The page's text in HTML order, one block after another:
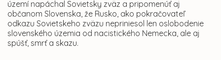
území napáchal Sovietsky zväz a pripomenúť aj
občanom Slovenska, že Rusko, ako pokračovateľ
odkazu Sovietskeho zväzu nepriniesol len oslobodenie
slovenského územia od nacistického Nemecka, ale aj
spúšť, smrť a skazu.